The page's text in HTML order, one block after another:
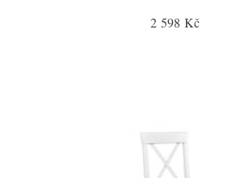
2 598 Kč